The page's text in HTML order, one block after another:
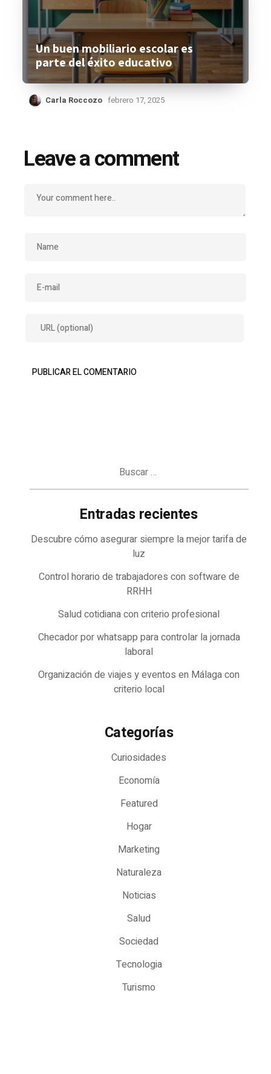
Un buen mobiliario escolar es
parte del éxito educativo
Carla Roccozo febrero 17, 2025
Leave a comment
Entradas recientes
Descubre cómo asegurar siempre la mejor tarifa de
luz
Control horario de trabajadores con software de
RRHH
Salud cotidiana con criterio profesional
Checador por whatsapp para controlar la jornada
laboral
Organización de viajes y eventos en Málaga con
criterio local
Categorías
Curiosidades
Economía
Featured
Hogar
Marketing
Naturaleza
Noticias
Salud
Sociedad
Tecnologia
Turismo